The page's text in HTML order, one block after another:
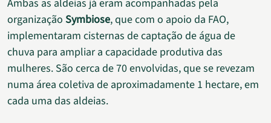
Ambas as aldeias já eram acompanhadas pela
organização Symbiose, que com o apoio da FAO,
implementaram cisternas de captação de água de
chuva para ampliar a capacidade produtiva das
mulheres. São cerca de 70 envolvidas, que se revezam
numa área coletiva de aproximadamente 1 hectare, em
cada uma das aldeias.